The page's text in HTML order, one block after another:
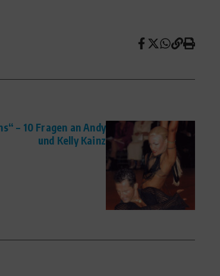
– 10 Fragen an Andy
und Kelly Kainz